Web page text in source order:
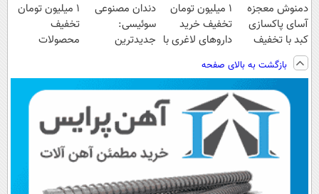
دمنوش معجزه
آسای پاکسازی
کبد با تخفیف
ویژه
1 میلیون تومان
تخفیف خرید
داروهای لاغری با
داروخانه و پک
یخ!
دندان مصنوعی
سوئیسی:
جدیدترین
پرداخت قسطی
۱ میلیون تومان
تخفیف
محصولات
شروع کاهش
بازگشت به بالای صفحه